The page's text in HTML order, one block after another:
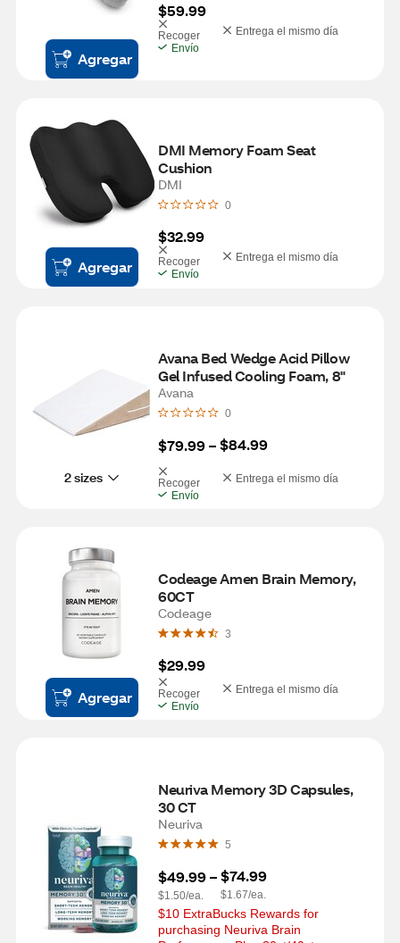
Agregar
$59.99
Recoger
Entrega el mismo día
Envío
Agregar
DMI Memory Foam Seat
Cushion
DMI
0
$32.99
Recoger
Entrega el mismo día
Envío
2 sizes
Avana Bed Wedge Acid Pillow
Gel Infused Cooling Foam, 8"
Avana
0
$79.99 – $84.99
Recoger
Entrega el mismo día
Envío
Agregar
Codeage Amen Brain Memory,
60CT
Codeage
3
$29.99
Recoger
Entrega el mismo día
Envío
Neuriva Memory 3D Capsules,
30 CT
Neuriva
5
$49.99 –
$1.50/ea.
$74.99
$1.67/ea.
$10 ExtraBucks Rewards for
purchasing Neuriva Brain